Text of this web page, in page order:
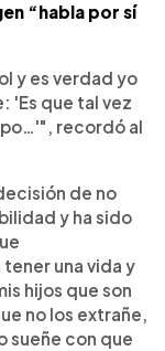
“habla por sí
y es verdad yo
'Es que tal vez
recordó al
de no
y ha sido
una vida y
hijos que son
no los extrañe,
sueñe con que